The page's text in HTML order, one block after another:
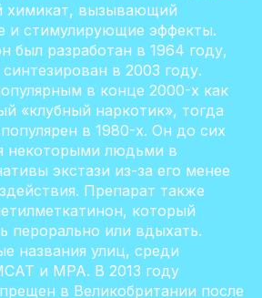
химикат, вызывающий
и стимулирующие эффекты.
был разработан в 1964 году,
в 2003 году.
в конце 2000-х как
«клубный наркотик», тогда
в 1980-х. Он до сих
некоторыми людьми в
экстази из-за его менее
Препарат также
который
перорально или вдыхать.
названия улиц, среди
и MPA. В 2013 году
в Великобритании после